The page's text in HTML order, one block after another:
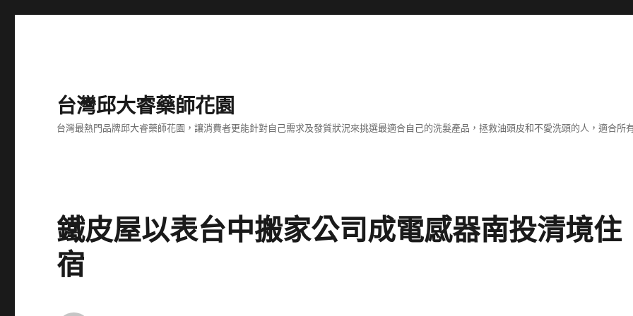
台灣邱大睿藥師花園
台灣最熱門品牌邱大睿藥師花園，讓消費者更能針對自己需求及發質狀況來挑選最適合自己的洗髮產品，拯救油頭皮和不愛洗頭的人，適合所
鐵皮屋以表台中搬家公司成電感器南投清境住
宿